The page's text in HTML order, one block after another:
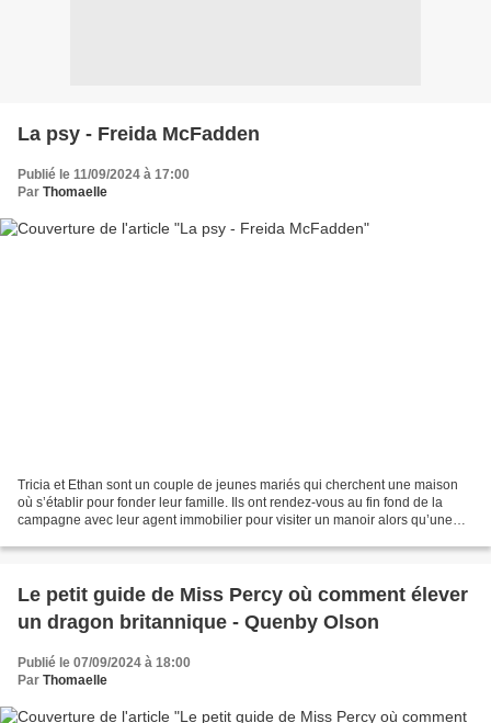
La psy - Freida McFadden
Publié le 11/09/2024 à 17:00
Par Thomaelle
Tricia et Ethan sont un couple de jeunes mariés qui cherchent une maison
où s’établir pour fonder leur famille. Ils ont rendez-vous au fin fond de la
campagne avec leur agent immobilier pour visiter un manoir alors qu’une
Le petit guide de Miss Percy où comment élever
un dragon britannique - Quenby Olson
Publié le 07/09/2024 à 18:00
Par Thomaelle